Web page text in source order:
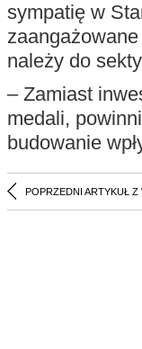
sympatię w
należy do
– Zamiast
medali,
budowanie
POPRZEDNI ARTYKUŁ Z